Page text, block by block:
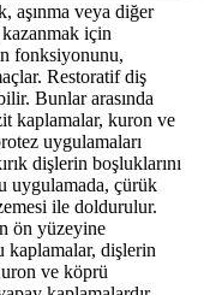
aşınma veya diğer
kazanmak için
fonksiyonunu,
Restoratif diş
Bunlar arasında
kaplamalar, kuron ve
uygulamaları
dişlerin boşluklarını
uygulamada, çürük
ile doldurulur.
ön yüzeyine
kaplamalar, dişlerin
ve köprü